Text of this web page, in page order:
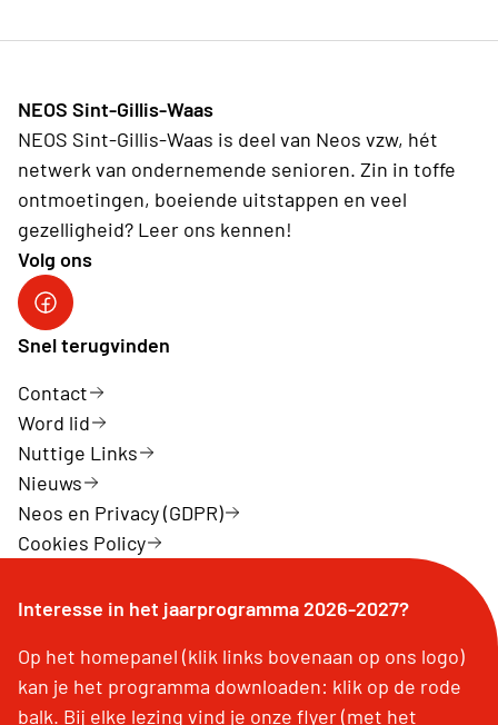
NEOS Sint-Gillis-Waas
NEOS Sint-Gillis-Waas is deel van Neos vzw, hét
netwerk van ondernemende senioren. Zin in toffe
ontmoetingen, boeiende uitstappen en veel
gezelligheid? Leer ons kennen!
Volg ons
Facebook van Neos Sint-Gillis-Waas
Snel terugvinden
Contact
Word lid
Nuttige Links
Nieuws
Neos en Privacy (GDPR)
Cookies Policy
Interesse in het jaarprogramma 2026-2027?
Op het homepanel (klik links bovenaan op ons logo)
kan je het programma downloaden: klik op de rode
balk. Bij elke lezing vind je onze flyer (met het